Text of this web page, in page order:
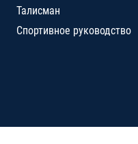
Талисман
Спортивное руководство